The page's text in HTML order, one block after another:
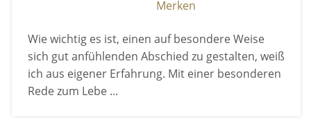
Merken
Wie wichtig es ist, einen auf besondere Weise
sich gut anfühlenden Abschied zu gestalten, weiß
ich aus eigener Erfahrung. Mit einer besonderen
Rede zum Lebe ...